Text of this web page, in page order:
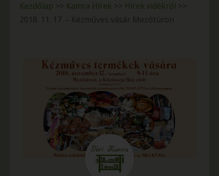
Kezdőlap >> Kamra Hírek >> Hírek vidékről >>
2018. 11. 17. – Kézműves vásár Mezőtúron